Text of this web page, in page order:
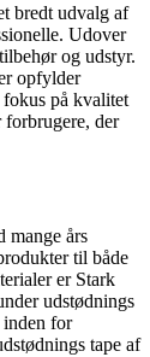
bredt udvalg af
Udover
og udstyr.
opfylder
på kvalitet
der
mange års
til både
er Stark
udstødnings
inden for
tape af